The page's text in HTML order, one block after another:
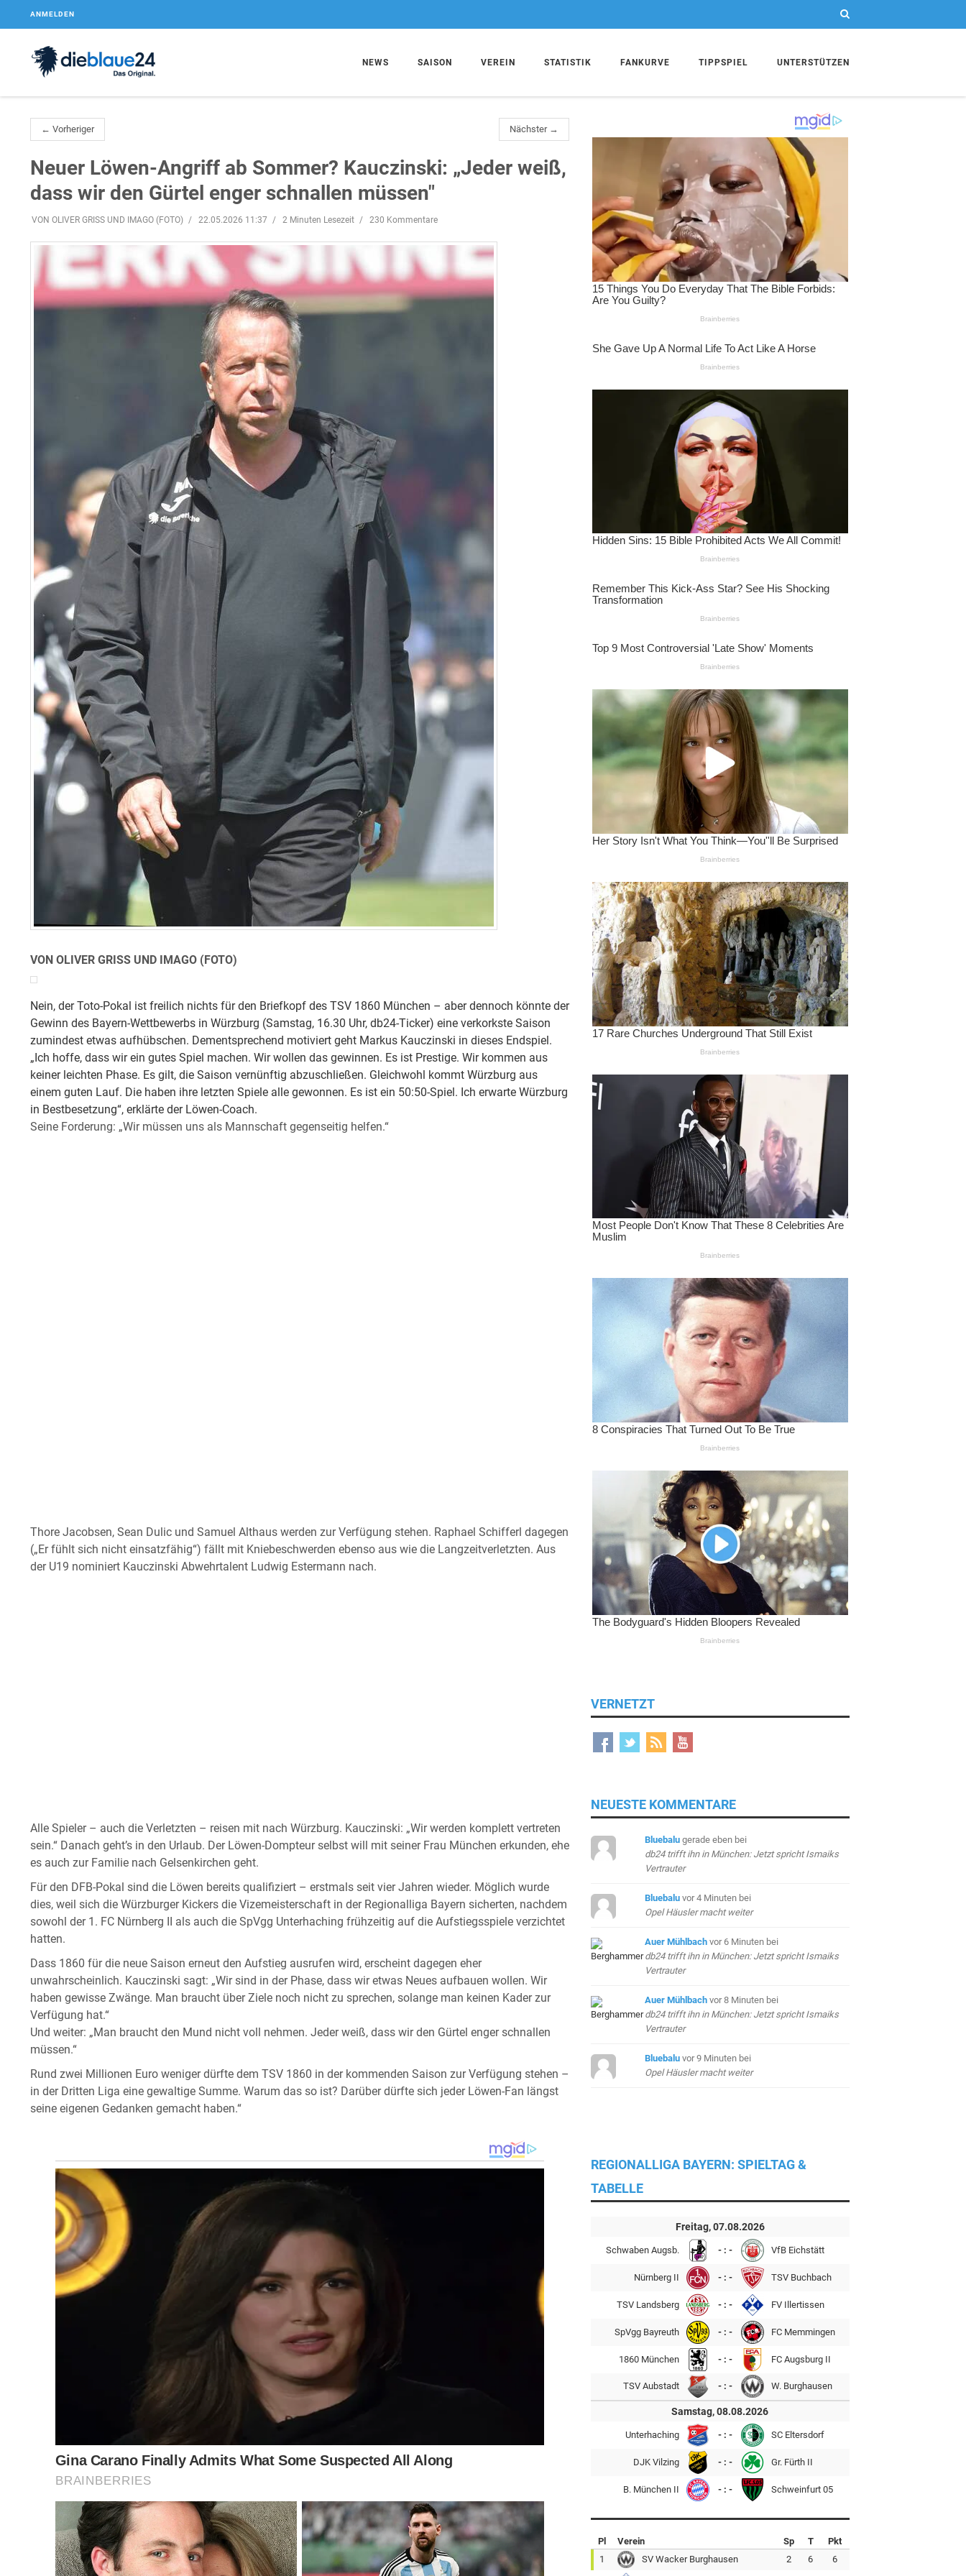
ANMELDEN
NEWS SAISON VEREIN STATISTIK FANKURVE TIPPSPIEL UNTERSTÜTZEN
← Vorheriger Nächster →
Neuer Löwen-Angriff ab Sommer? Kauczinski: „Jeder weiß,
dass wir den Gürtel enger schnallen müssen"
VON OLIVER GRISS UND IMAGO (FOTO) 22.05.2026 11:37 2 Minuten Lesezeit 230 Kommentare
VON OLIVER GRISS UND IMAGO (FOTO)
Nein, der Toto-Pokal ist freilich nichts für den Briefkopf des TSV 1860 München – aber dennoch könnte der
Gewinn des Bayern-Wettbewerbs in Würzburg (Samstag, 16.30 Uhr, db24-Ticker) eine verkorkste Saison
zumindest etwas aufhübschen. Dementsprechend motiviert geht Markus Kauczinski in dieses Endspiel.
„Ich hoffe, dass wir ein gutes Spiel machen. Wir wollen das gewinnen. Es ist Prestige. Wir kommen aus
keiner leichten Phase. Es gilt, die Saison vernünftig abzuschließen. Gleichwohl kommt Würzburg aus
einem guten Lauf. Die haben ihre letzten Spiele alle gewonnen. Es ist ein 50:50-Spiel. Ich erwarte Würzburg
in Bestbesetzung“, erklärte der Löwen-Coach.
Seine Forderung: „Wir müssen uns als Mannschaft gegenseitig helfen.“
Thore Jacobsen, Sean Dulic und Samuel Althaus werden zur Verfügung stehen. Raphael Schifferl dagegen
(„Er fühlt sich nicht einsatzfähig“) fällt mit Kniebeschwerden ebenso aus wie die Langzeitverletzten. Aus
der U19 nominiert Kauczinski Abwehrtalent Ludwig Estermann nach.
Alle Spieler – auch die Verletzten – reisen mit nach Würzburg. Kauczinski: „Wir werden komplett vertreten
sein.“ Danach geht’s in den Urlaub. Der Löwen-Dompteur selbst will mit seiner Frau München erkunden, ehe
es auch zur Familie nach Gelsenkirchen geht.
Für den DFB-Pokal sind die Löwen bereits qualifiziert – erstmals seit vier Jahren wieder. Möglich wurde
dies, weil sich die Würzburger Kickers die Vizemeisterschaft in der Regionalliga Bayern sicherten, nachdem
sowohl der 1. FC Nürnberg II als auch die SpVgg Unterhaching frühzeitig auf die Aufstiegsspiele verzichtet
hatten.
Dass 1860 für die neue Saison erneut den Aufstieg ausrufen wird, erscheint dagegen eher
unwahrscheinlich. Kauczinski sagt: „Wir sind in der Phase, dass wir etwas Neues aufbauen wollen. Wir
haben gewisse Zwänge. Man braucht über Ziele noch nicht zu sprechen, solange man keinen Kader zur
Verfügung hat.“
Und weiter: „Man braucht den Mund nicht voll nehmen. Jeder weiß, dass wir den Gürtel enger schnallen
müssen.“
Rund zwei Millionen Euro weniger dürfte dem TSV 1860 in der kommenden Saison zur Verfügung stehen –
in der Dritten Liga eine gewaltige Summe. Warum das so ist? Darüber dürfte sich jeder Löwen-Fan längst
seine eigenen Gedanken gemacht haben.“
VERNETZT
NEUESTE KOMMENTARE
Bluebalu gerade ebenbei
db24 trifft ihn in München: Jetzt spricht Ismaiks
Vertrauter
Bluebalu vor 4 Minuten bei
Opel Häusler macht weiter
Auer Mühlbach vor 6 Minuten bei
db24 trifft ihn in München: Jetzt spricht Ismaiks
Vertrauter
Auer Mühlbach vor 8 Minuten bei
db24 trifft ihn in München: Jetzt spricht Ismaiks
Vertrauter
Bluebalu vor 9 Minuten bei
Opel Häusler macht weiter
REGIONALLIGA BAYERN: SPIELTAG &
TABELLE
Freitag, 07.08.2026
Schwaben Augsb. - : - VfB Eichstätt
Nürnberg II - : - TSV Buchbach
TSV Landsberg - : - FV Illertissen
SpVgg Bayreuth - : - FC Memmingen
1860 München - : - FC Augsburg II
TSV Aubstadt - : - W. Burghausen
Samstag, 08.08.2026
Unterhaching - : - SC Eltersdorf
DJK Vilzing - : - Gr. Fürth II
B. München II - : - Schweinfurt 05
Pl Verein Sp T
Pkt
1
SV Wacker Burghausen 2 6
6